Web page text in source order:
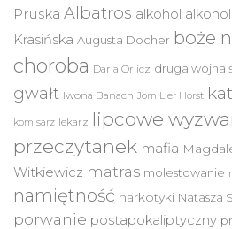
Pruska Albatros alkohol
Krasińska Augusta Docher boże
choroba Daria Orlicz druga wojna
gwałt Iwona Banach Jorn Lier Horst
komisarz lekarz lipcowe
przeczytanek mafia
Witkiewicz matras molestowanie
namiętność narkotyki Natasza
porwanie postapokaliptyczny